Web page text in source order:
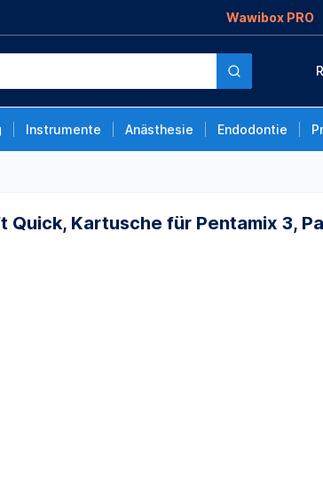
Wawibox PRO
Instrumente Anästhesie Endodontie
für
Quick, Kartusche für Pentamix 3,